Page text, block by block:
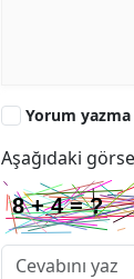
Yorum yazma
Aşağıdaki